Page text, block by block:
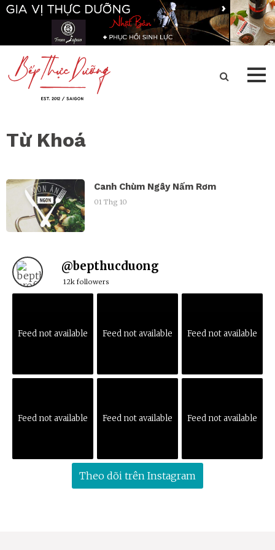
Từ Khoá
Canh Chùm Ngây Nấm Rơm
01 Thg 10
@bepthucduong
12k followers
Feed not available Feed not available Feed not available
Feed not available Feed not available Feed not available
Theo dõi trên Instagram